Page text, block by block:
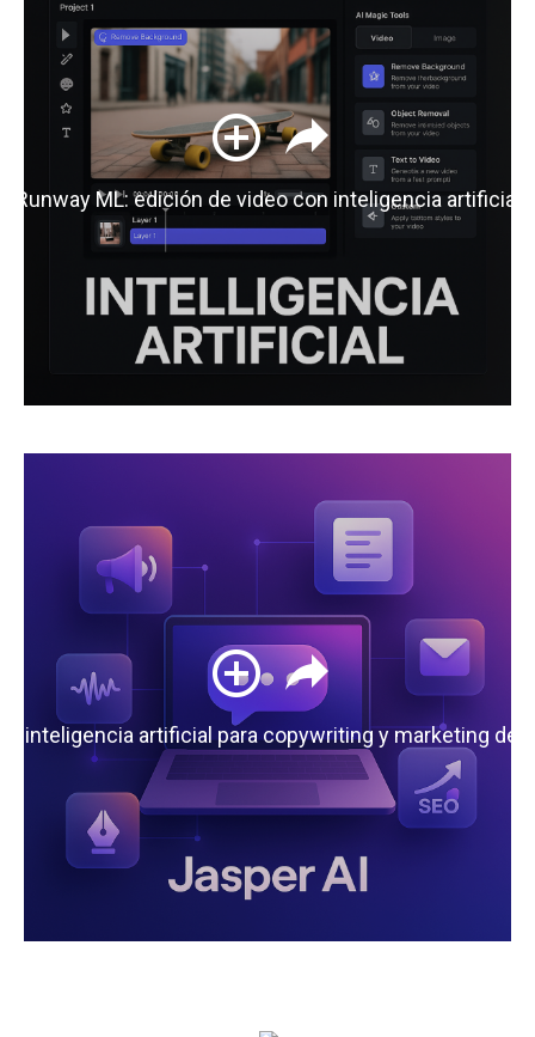
Runway ML: edición de video con inteligencia artificial
la inteligencia artificial para copywriting y marketing de